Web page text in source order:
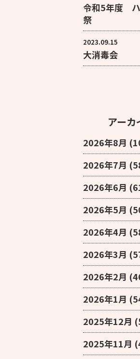
令和5年度
祭
2023.09.15
大消毒会
アーカ
2026年8月
2026年7月
2026年6月
2026年5月
2026年4月
2026年3月
2026年2月
2026年1月
2025年12月
2025年11月